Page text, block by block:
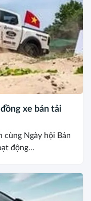
xe bán tải
cùng Ngày hội Bán
động...